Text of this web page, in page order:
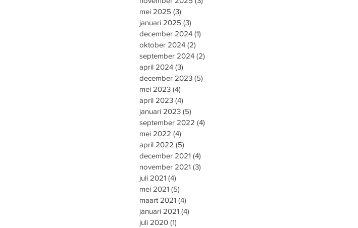
mei 2025 (3)
januari 2025 (3)
december 2024 (1)
oktober 2024 (2)
september 2024 (2)
april 2024 (3)
december 2023 (5)
mei 2023 (4)
april 2023 (4)
januari 2023 (5)
september 2022 (4)
mei 2022 (4)
april 2022 (5)
december 2021 (4)
november 2021 (3)
juli 2021 (4)
mei 2021 (5)
maart 2021 (4)
januari 2021 (4)
juli 2020 (1)